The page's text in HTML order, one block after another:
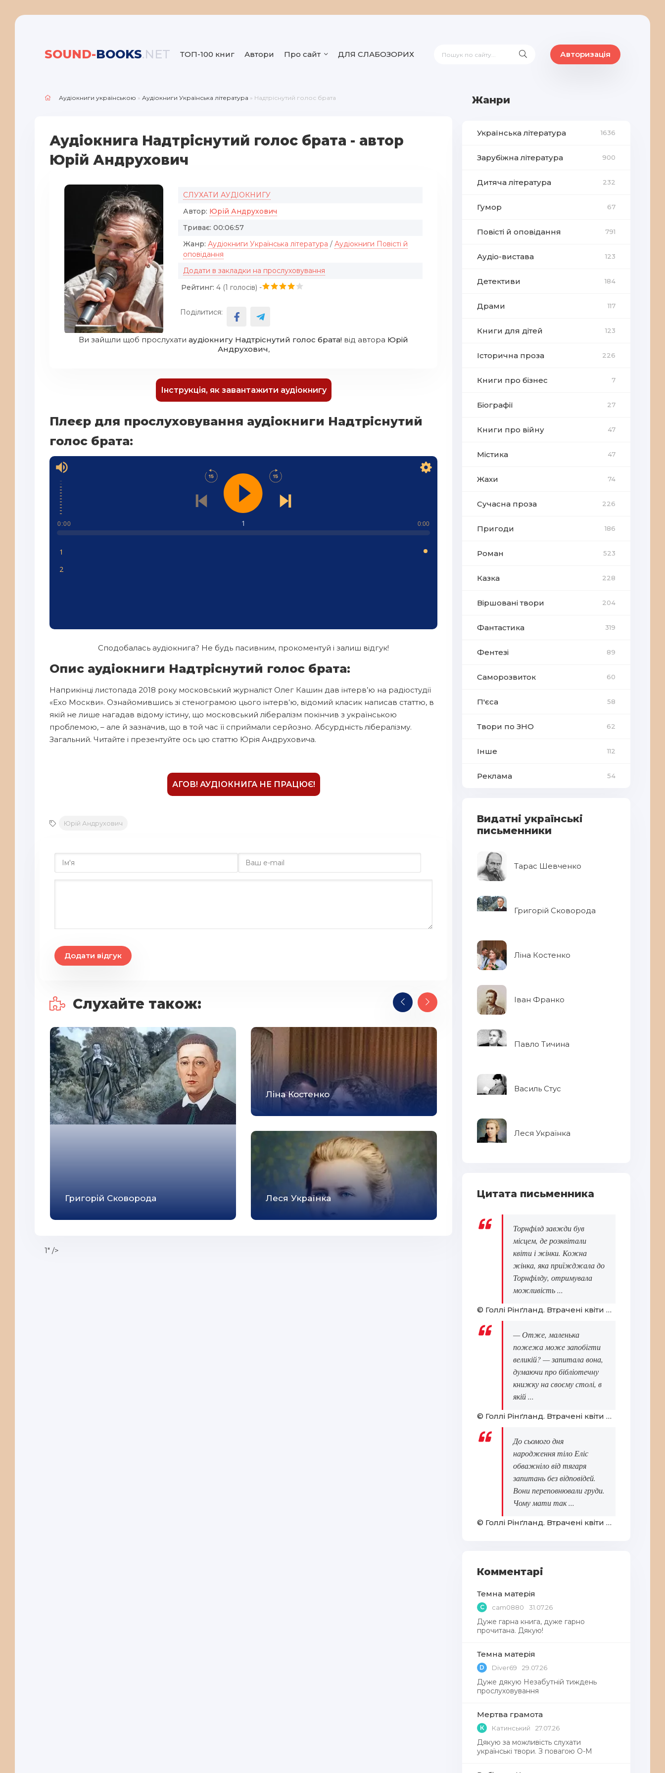
SOUND-BOOKS.NET ТОП-100 книг Автори Про сайт ДЛЯ СЛАБОЗОРИХ Авторизація
Аудіокниги українською » Аудіокниги Українська література » Надтріснутий голос брата
Аудіокнига Надтріснутий голос брата - автор
Юрій Андрухович
СЛУХАТИ АУДІОКНИГУ
Автор: Юрій Андрухович
Триває: 00:06:57
Жанр: Аудіокниги Українська література / Аудіокниги Повісті й
оповідання
Додати в закладки на прослуховування
Рейтинг: 4 (1 голосів) -
Поділитися:
Ви зайшли щоб прослухати аудіокнигу Надтріснутий голос брата! від автора Юрій
Андрухович,
Інструкція, як завантажити аудіокнигу
Плеєр для прослуховування аудіокниги Надтріснутий
голос брата:
1
0:00 0:00
1
2
Сподобалась аудіокнига? Не будь пасивним, прокоментуй і залиш відгук!
Опис аудіокниги Надтріснутий голос брата:
Наприкінці листопада 2018 року московський журналіст Олег Кашин дав інтерв’ю на радіостудії
«Ехо Москви». Ознайомившись зі стенограмою цього інтерв’ю, відомий класик написав статтю, в
якій не лише нагадав відому істину, що московський лібералізм покінчив з українською
проблемою, – але й зазначив, що в той час її сприймали серйозно. Абсурдність лібералізму.
Загальний. Читайте і презентуйте ось цю статтю Юрія Андруховича.
АГОВ! АУДІОКНИГА НЕ ПРАЦЮЄ!
Юрій Андрухович
Додати відгук
Слухайте також:
Григорій Сковорода
Ліна Костенко
Леся Українка Василь Стус
1" />
Жанри
Українська література 1636
Зарубіжна література 900
Дитяча література 232
Гумор 67
Повісті й оповідання 791
Аудіо-вистава 123
Детективи 184
Драми 117
Книги для дітей 123
Історична проза 226
Книги про бізнес 7
Біографії 27
Книги про війну 47
Містика 47
Жахи 74
Сучасна проза 226
Пригоди 186
Роман 523
Казка 228
Віршовані твори 204
Фантастика 319
Фентезі 89
Саморозвиток 60
П'єса 58
Твори по ЗНО 62
Інше 112
Реклама 54
Видатні українські
письменники
Тарас Шевченко
Григорій Сковорода
Ліна Костенко
Іван Франко
Павло Тичина
Василь Стус
Леся Українка
Цитата письменника
Торнфілд завжди був
місцем, де розквітали
квіти і жінки. Кожна
жінка, яка приїжджала до
Торнфілду, отримувала
можливість ...
© Голлі Рінґланд. Втрачені квіти Еліс Гарт
— Отже, маленька
пожежа може запобігти
великій? — запитала вона,
думаючи про бібліотечну
книжку на своєму столі, в
якій ...
© Голлі Рінґланд. Втрачені квіти Еліс Гарт
До сьомого дня
народження тіло Еліс
обважніло від тягаря
запитань без відповідей.
Вони переповнювали груди.
Чому мати так ...
© Голлі Рінґланд. Втрачені квіти Еліс Гарт
Комментарі
Темна матерія
C cam0880 31.07.26
Дуже гарна книга, дуже гарно
прочитана. Дякую!
Темна матерія
D Diver69 29.07.26
Дуже дякую Незабутній тиждень
прослуховування
Мертва грамота
К Катинський 27.07.26
Дякую за можливість слухати
українські твори. З повагою О-М